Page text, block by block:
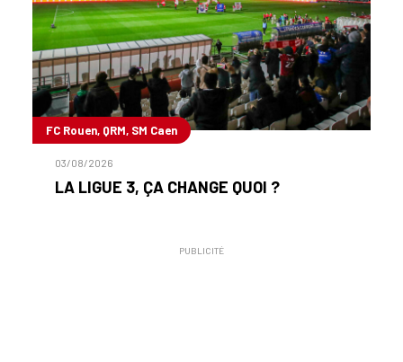
FC Rouen, QRM, SM Caen
03/08/2026
LA LIGUE 3, ÇA CHANGE QUOI ?
PUBLICITÉ